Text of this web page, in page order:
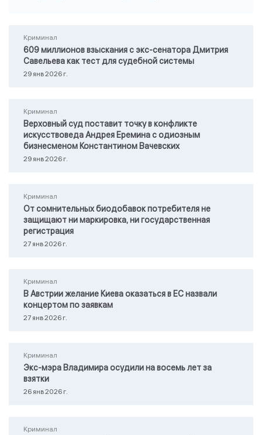
Криминал
609 миллионов взыскания с экс-сенатора Дмитрия
Савельева как тест для судебной системы
29 янв 2026 г.
Криминал
Верховный суд поставит точку в конфликте
искусствоведа Андрея Еремина с одиозным
бизнесменом Константином Вачевских
29 янв 2026 г.
Криминал
От сомнительных биодобавок потребителя не
защищают ни маркировка, ни государственная
регистрация
27 янв 2026 г.
Криминал
В Австрии желание Киева оказаться в ЕС назвали
концертом по заявкам
27 янв 2026 г.
Криминал
Экс-мэра Владимира осудили на восемь лет за
взятки
26 янв 2026 г.
Криминал